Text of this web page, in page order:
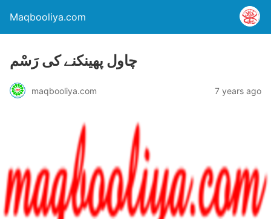
Maqbooliya.com
چاول پھینکنے کی رَسْم
maqbooliya.com 7 years ago